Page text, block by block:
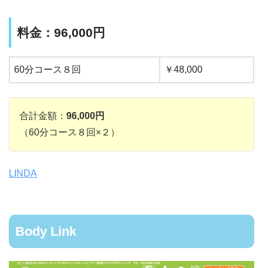
料金：96,000円
60分コース８回 ￥48,000
合計金額： 96,000円
（60分コース８回×２）
LINDA
Body Link